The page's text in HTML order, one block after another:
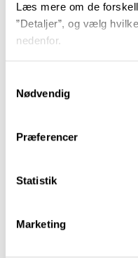
Læs mere om de
”Detaljer”, og vælg
nedenfor.
venstre hjørne.
Nødvendig
Præferencer
Statistik
Marketing
Imran Dar, ID